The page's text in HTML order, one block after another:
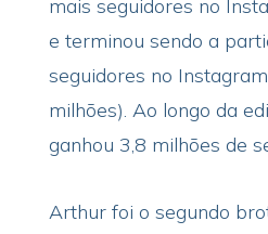
mais seguidores no
e terminou sendo a
seguidores no
milhões). Ao longo da
ganhou 3,8 milhões de
Arthur foi o segundo